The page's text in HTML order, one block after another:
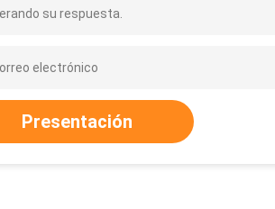
su respuesta.
Presentación